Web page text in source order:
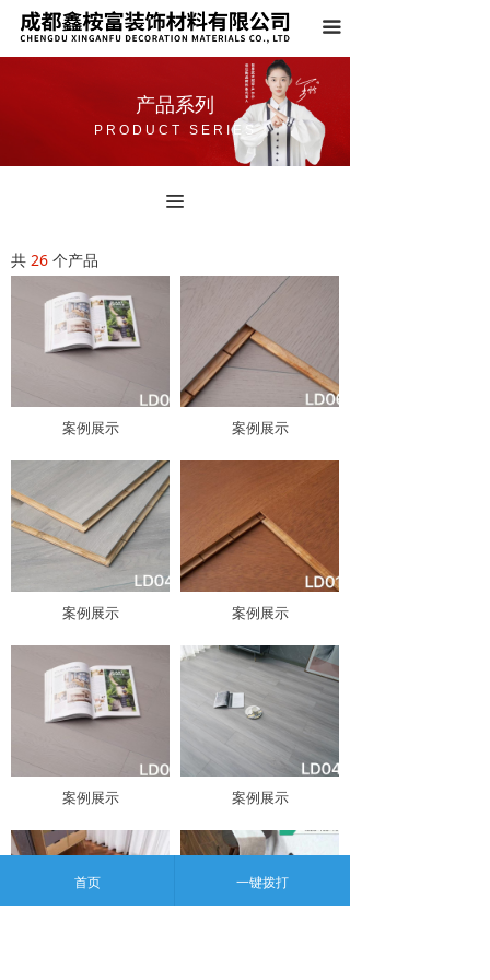
끀
首页
案例展示
新闻中心
联系我们
共 26 个产品
案例展示 案例展示
案例展示 案例展示
案例展示 案例展示
끀
产品系列
PRODUCT SERIES
首页 一键拨打